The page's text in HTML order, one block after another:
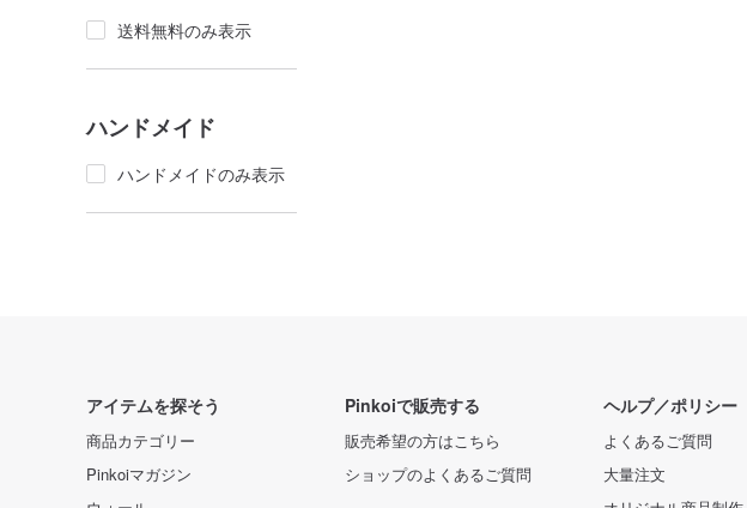
送料無料のみ表示
ハンドメイド
ハンドメイドのみ表示
アイテムを探そう
商品カテゴリー
Pinkoiマガジン
Pinkoiで販売する
販売希望の方はこちら
ショップのよくあるご質問
ヘルプ／ポリシー
よくあるご質問
大量注文